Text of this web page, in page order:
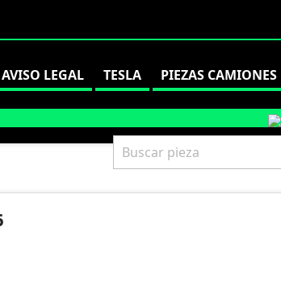
AVISO LEGAL TESLA PIEZAS CAMIONES